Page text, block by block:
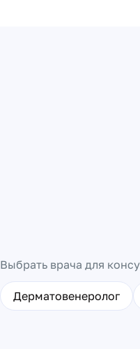
Выбрать врача для
Дерматовенеролог